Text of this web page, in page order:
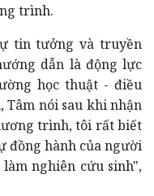
trình.
tin tưởng và truyền
dẫn là động lực
học thuật - điều
nói sau khi nhận
trình, tôi rất biết
đồng hành của người
nghiên cứu sinh",